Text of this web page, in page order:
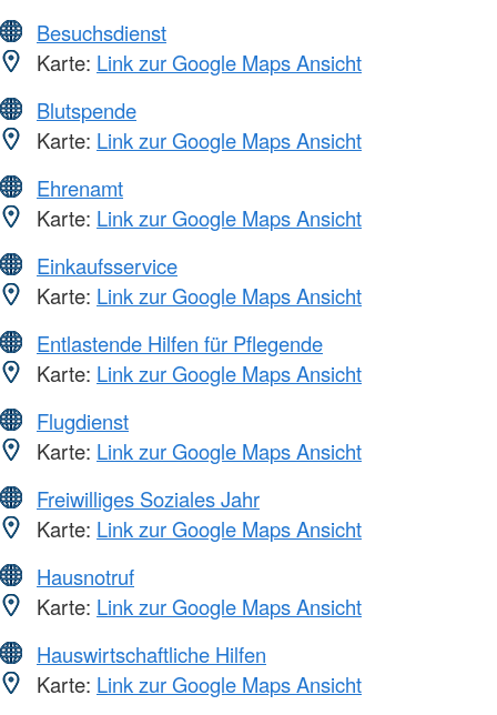
Besuchsdienst
Karte: Link zur Google Maps Ansicht
Blutspende
Karte: Link zur Google Maps Ansicht
Ehrenamt
Karte: Link zur Google Maps Ansicht
Einkaufsservice
Karte: Link zur Google Maps Ansicht
Entlastende Hilfen für Pflegende
Karte: Link zur Google Maps Ansicht
Flugdienst
Karte: Link zur Google Maps Ansicht
Freiwilliges Soziales Jahr
Karte: Link zur Google Maps Ansicht
Hausnotruf
Karte: Link zur Google Maps Ansicht
Hauswirtschaftliche Hilfen
Karte: Link zur Google Maps Ansicht